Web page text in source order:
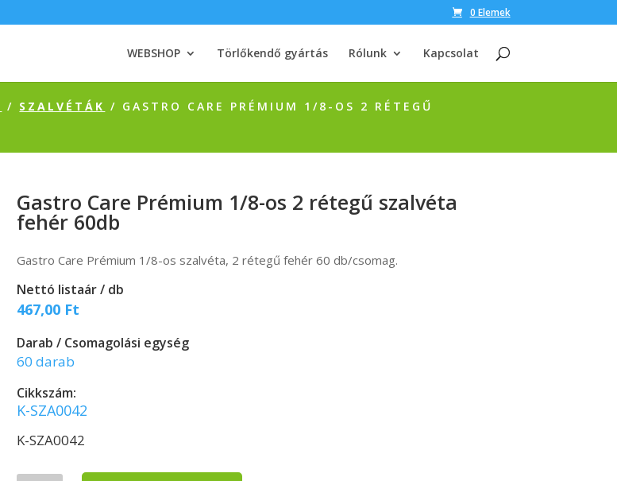
0 Elemek
WEBSHOP Törlőkendő gyártás Rólunk Kapcsolat
/ SZALVÉTÁK / GASTRO CARE PRÉMIUM 1/8-OS 2 RÉTEGŰ
Gastro Care Prémium 1/8-os 2 rétegű szalvéta
fehér 60db
Gastro Care Prémium 1/8-os szalvéta, 2 rétegű fehér 60 db/csomag.
Nettó listaár / db
467,00 Ft
Darab / Csomagolási egység
60 darab
Cikkszám:
K-SZA0042
K-SZA0042